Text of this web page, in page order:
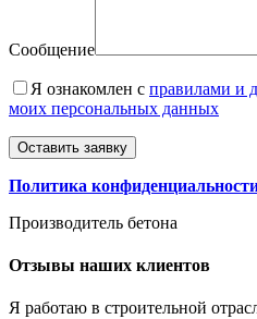
Сообщение
Я ознакомлен с правилами и
моих персональных данных
Политика
Производитель бетона
Отзывы наших клиентов
Я работаю в строительной